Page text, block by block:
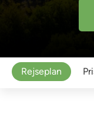
Rejseplan